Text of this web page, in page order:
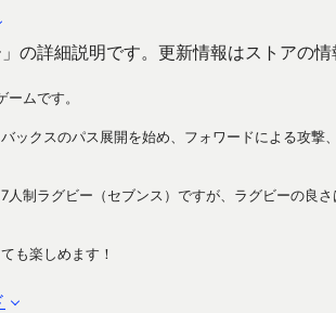
」の詳細説明です。更新情報はストアの情
ムです。
ックスのパス展開を始め、フォワードによる攻
人制ラグビー（セブンス）ですが、ラグビーの良
も楽しめます！